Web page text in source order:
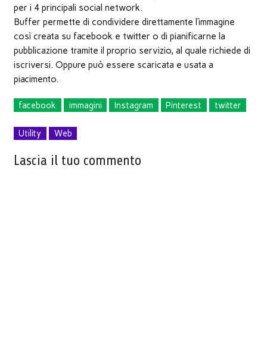
per i 4 principali social network.
Buffer permette di condividere direttamente l’immagine
così creata su facebook e twitter o di pianificarne la
pubblicazione tramite il proprio servizio, al quale richiede di
iscriversi. Oppure può essere scaricata e usata a
piacimento.
facebook immagini Instagram Pinterest twitter
Utility Web
Lascia il tuo commento